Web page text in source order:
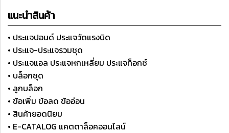
แนะนำสินค้า
• ประแจปอนด์ ประแจวัดแรงบิด
• ประแจ-ประแจรวมชุด
• ประแจแอล ประแจหกเหลี่ยม ประแจท็อกซ์
• บล็อกชุด
• ลูกบล็อก
• ข้อเพิ่ม ข้อลด ข้ออ่อน
• สินค้ายอดนิยม
• E-CATALOG แคตตาล็อคออนไลน์